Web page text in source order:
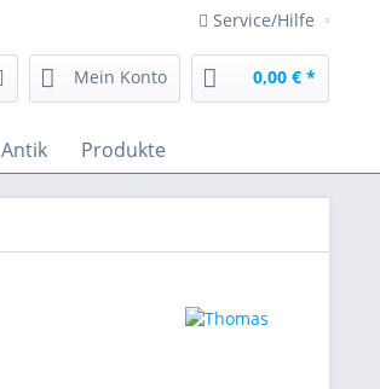
Service/Hilfe
Mein Konto 0,00 € *
Antik Produkte